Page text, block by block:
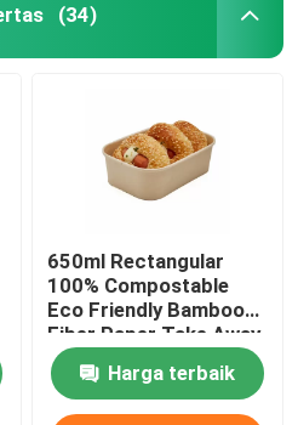
(34)
650ml Rectangular
100% Compostable
Eco Friendly Bamboo
Fiber Paper Take Away
Containers
Harga terbaik